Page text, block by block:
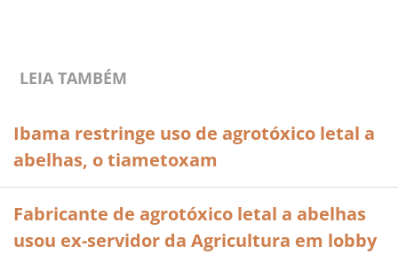
LEIA TAMBÉM
Ibama restringe uso de agrotóxico letal a
abelhas, o tiametoxam
Fabricante de agrotóxico letal a abelhas
usou ex-servidor da Agricultura em lobby